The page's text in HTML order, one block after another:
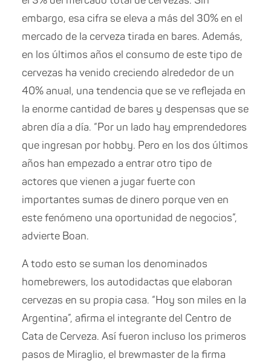
embargo, esa cifra se eleva a más del 30% en el
mercado de la cerveza tirada en bares. Además,
en los últimos años el consumo de este tipo de
cervezas ha venido creciendo alrededor de un
40% anual, una tendencia que se ve reflejada en
la enorme cantidad de bares y despensas que se
abren día a día. “Por un lado hay emprendedores
que ingresan por hobby. Pero en los dos últimos
años han empezado a entrar otro tipo de
actores que vienen a jugar fuerte con
importantes sumas de dinero porque ven en
este fenómeno una oportunidad de negocios”,
advierte Boan.
A todo esto se suman los denominados
homebrewers, los autodidactas que elaboran
cervezas en su propia casa. “Hoy son miles en la
Argentina”, afirma el integrante del Centro de
Cata de Cerveza. Así fueron incluso los primeros
pasos de Miraglio, el brewmaster de la firma